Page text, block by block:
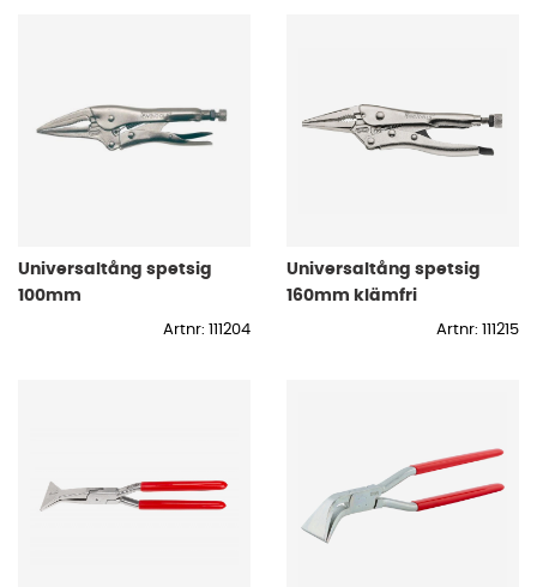
Universaltång spetsig
100mm
Artnr: 111204
Universaltång spetsig
160mm klämfri
Artnr: 111215